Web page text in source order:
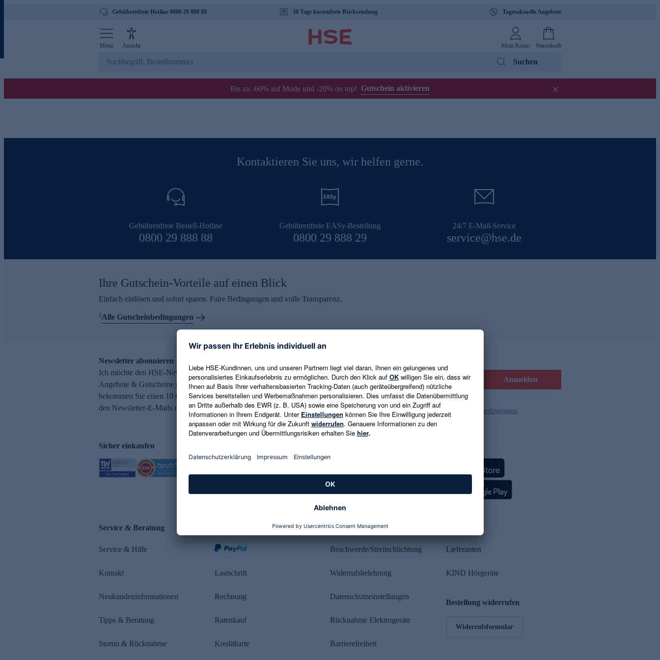
Gebührenfreie Hotline 0800 29 888 88 30 Tage kostenfreie Rücksendung Tagesaktuelle Angebote
Menü Ansicht Mein Konto Warenkorb
Suchen
Bis zu -60% auf Mode und -20% on top! Gutschein aktivieren
Kontaktieren Sie uns, wir helfen gerne.
Gebührenfreie Bestell-Hotline
0800 29 888 88
Gebührenfreie EASy-Bestellung
0800 29 888 29
24/7 E-Mail-Service
service@hse.de
Ihre Gutschein-Vorteile auf einen Blick
Einfach einlösen und sofort sparen. Faire Bedingungen und volle Transparenz.
1Alle Gutscheinbedingungen
Newsletter abonnieren – 10 € Gutschein erhalten
Ich möchte den HSE-Newsletter abonnieren und aktuelle Trends,
Angebote & Gutscheine per E-Mail erhalten. Als Dankeschön
bekommen Sie einen 10 € Gutschein. Eine Abmeldung ist jederzeit in
den Newsletter-E-Mails möglich.
E-Mail-Adresse eingeben Anmelden
Es gelten die Datenschutzrichtlinien und die Gutscheinbedingungen
Sicher einkaufen
Service & Beratung
Service & Hilfe
Kontakt
Neukundeninformationen
Tipps & Beratung
Storno & Rücknahme
Lastschrift
Rechnung
Ratenkauf
Kreditkarte
Rechtliches
Beschwerde/Streitschlichtung
Widerrufsbelehrung
Datenschutzeinstellungen
Rücknahme Elektrogeräte
Barrierefreiheit
Lieferanten
KIND Hörgeräte
Bestellung widerrufen
Widerrufsformular